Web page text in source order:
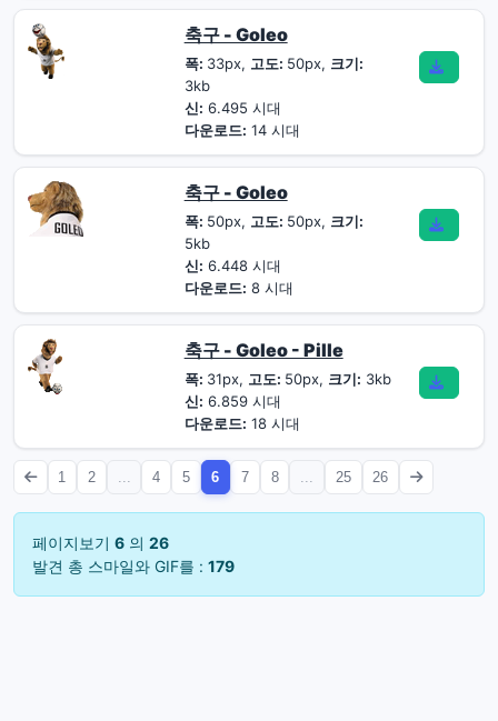
축구 - Goleo
폭: 33px, 고도: 50px, 크기:
3kb
신: 6.495 시대
다운로드: 14 시대
축구 - Goleo
폭: 50px, 고도: 50px, 크기:
5kb
신: 6.448 시대
다운로드: 8 시대
축구 - Goleo - Pille
폭: 31px, 고도: 50px, 크기: 3kb
신: 6.859 시대
다운로드: 18 시대
1 2 4 5 6 7 8 25 26
페이지보기 6 의 26
발견 총 스마일와 GIF를 : 179